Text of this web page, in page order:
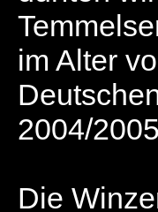
im Alter
2004/
Die